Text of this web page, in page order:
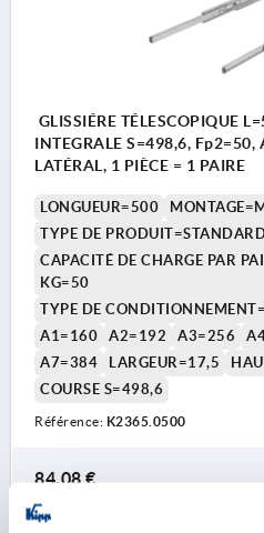
GLISSIÉRE TÉLESCOPIQUE
INTEGRALE S=498,6, Fp2=50,
LATÉRAL, 1 PIÈCE = 1 PAIRE
LONGUEUR=500
TYPE DE
CAPACITÉ DE CHARGE PAR
KG=50
TYPE DE
A1=160
A2=192 A3=256
A7=384
LARGEUR=17,5
COURSE S=498,6
Référence: K2365.0500
84,08 €
hors frais d’envoi